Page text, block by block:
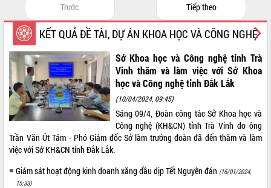
Bí thư Tỉnh ủy Lương Nguyễn Minh
Triết thăm, tặng quà người có công với
cách mạng
Rà soát, hoàn thiện hệ thống thiết chế
văn hóa, thể thao đáp ứng yêu cầu
phát triển mới
Thường trực HĐND tỉnh Đắk Lắk gặp
mặt Đoàn chuyên gia y tế TP. Hồ Chí
Minh
Lễ truy điệu và an táng hài cốt liệt sĩ
tại Nghĩa trang Liệt sĩ xã Sơn Hòa
Bàn giải pháp tháo gỡ khó khăn trong
xuất khẩu sầu riêng và triển khai quy
định EUDR
Trước Tiếp theo
KẾT QUẢ ĐỀ TÀI, DỰ ÁN KHOA HỌC VÀ CÔNG NGHỆ
Sở Khoa học và Công nghệ tỉnh Trà
Vinh thăm và làm việc với Sở Khoa
học và Công nghệ tỉnh Đắk Lắk
(10/04/2024, 09:45)
Sáng 09/4, Đoàn công tác Sở Khoa học và
Công nghệ (KH&CN) tỉnh Trà Vinh do ông
Trần Văn Út Tám - Phó Giám đốc Sở làm trưởng đoàn đã đến thăm và làm
việc với Sở KH&CN tỉnh Đắk Lắk.
Giám sát hoạt động kinh doanh xăng dầu dịp Tết Nguyên đán (16/01/2024,
15:33)